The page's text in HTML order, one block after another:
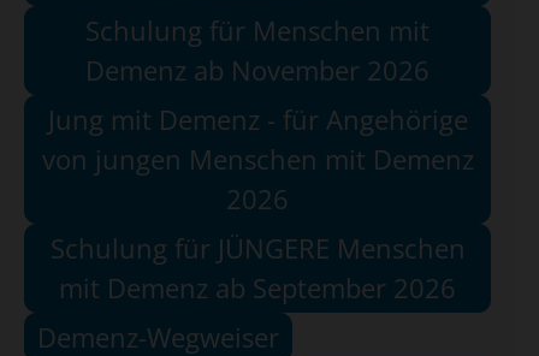
Schulung für Menschen mit
Demenz ab November 2026
Jung mit Demenz - für Angehörige
von jungen Menschen mit Demenz
2026
Schulung für JÜNGERE Menschen
mit Demenz ab September 2026
Demenz-Wegweiser